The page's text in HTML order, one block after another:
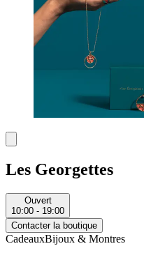
Les Georgettes
Ouvert
10:00 - 19:00
Contacter la boutique
CadeauxBijoux & Montres